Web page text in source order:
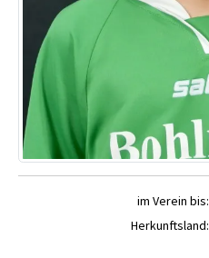
im Verein bis:
Herkunftsland: